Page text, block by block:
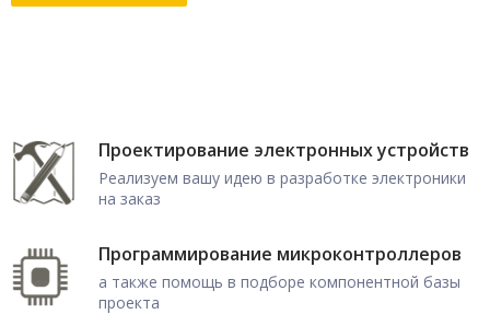
Проектирование электронных устройств
Реализуем вашу идею в разработке электроники
на заказ
Программирование микроконтроллеров
а также помощь в подборе компонентной базы
проекта